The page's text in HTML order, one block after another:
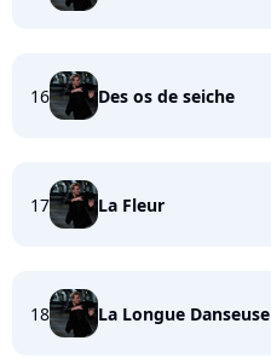
16 Des os de seiche
17 La Fleur
18 La Longue Danseuse